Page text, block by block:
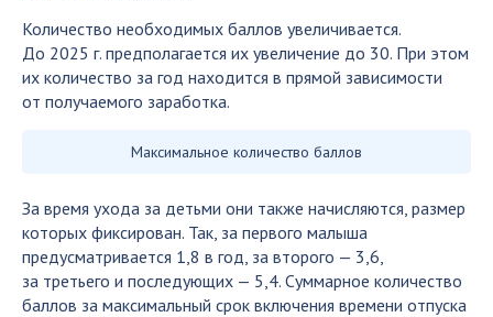
Количество необходимых баллов увеличивается.
До 2025 г. предполагается их увеличение до 30. При этом
их количество за год находится в прямой зависимости
от получаемого заработка.
Максимальное количество баллов
За время ухода за детьми они также начисляются, размер
которых фиксирован. Так, за первого малыша
предусматривается 1,8 в год, за второго — 3,6,
за третьего и последующих — 5,4. Суммарное количество
баллов за максимальный срок включения времени отпуска